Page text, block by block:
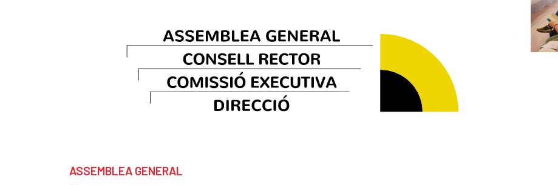
ASSEMBLEA GENERAL